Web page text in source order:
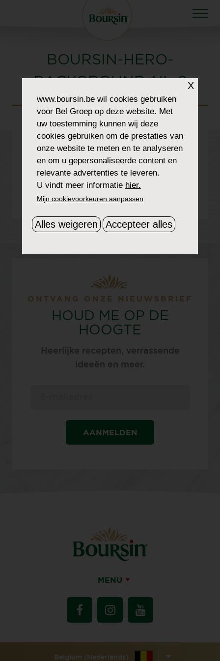
BOURSIN-HERO-
BACKGROUND-NL-2
ONTVANG ONZE NIEUWSBRIEF
HOUD ME OP DE
HOOGTE
Heerlijke recepten, verrassende
ideeën en meer.
AANMELDEN
MENU
Belgium (Nederlands)
X
www.boursin.bewil cookies gebruiken
voor Bel Groep op deze website. Met
uw toestemming kunnen wij deze
cookies gebruiken om de prestaties van
onze website te meten en te analyseren
en om u gepersonaliseerde content en
relevante advertenties te leveren.
U vindt meer informatie hier.
Mijn cookievoorkeuren aanpassen
Alles weigeren Accepteer alles